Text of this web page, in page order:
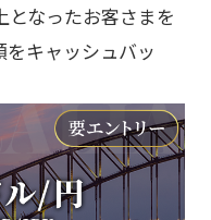
となったお客さまを
キャッシュバッ